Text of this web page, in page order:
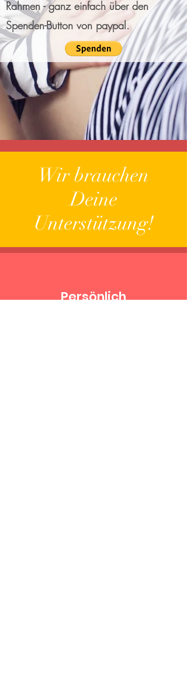
Rahmen - ganz einfach über den
Spenden-Button von paypal.
Wir brauchen
Deine
Unterstützung!
Persönlich